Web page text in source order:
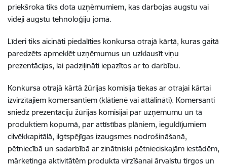
priekšroka tiks dota uzņēmumiem, kas darbojas augstu vai
vidēji augstu tehnoloģiju jomā.
Līderi tiks aicināti piedalīties konkursa otrajā kārtā, kuras gaitā
paredzēts apmeklēt uzņēmumus un uzklausīt viņu
prezentācijas, lai padziļināti iepazītos ar to darbību.
Konkursa otrajā kārtā žūrijas komisija tiekas ar otrajai kārtai
izvirzītajiem komersantiem (klātienē vai attālināti). Komersanti
sniedz prezentāciju žūrijas komisijai par uzņēmumu un tā
produktiem kopumā, par attīstības plāniem, ieguldījumiem
cilvēkkapitālā, ilgtspējīgas izaugsmes nodrošināšanā,
pētniecībā un sadarbībā ar zinātniski pētnieciskajām iestādēm,
mārketinga aktivitātēm produkta virzīšanai ārvalstu tirgos un